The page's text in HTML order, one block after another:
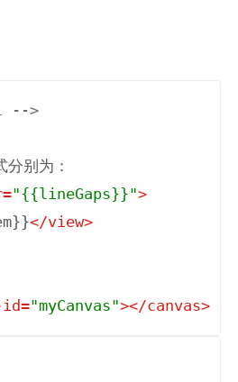
-->
别为：
="{{lineGaps}}">
</view>
id="myCanvas"></canvas>